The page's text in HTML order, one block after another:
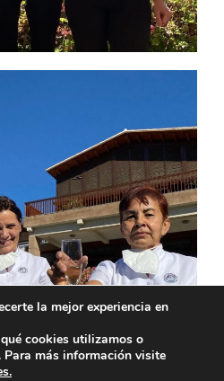
DE PRIVACIDAD
COOKIES
la mejor experiencia en
cookies utilizamos o
Para más información visite